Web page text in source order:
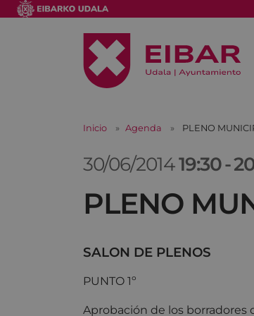
Inicio Agenda PLENO
30/06/201419:30-
PLENO
SALON DE PLENOS
PUNTO 1º
Aprobación de los borradores